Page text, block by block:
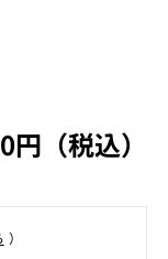
（税込）
）